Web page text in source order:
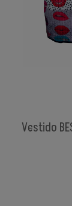
Vestido